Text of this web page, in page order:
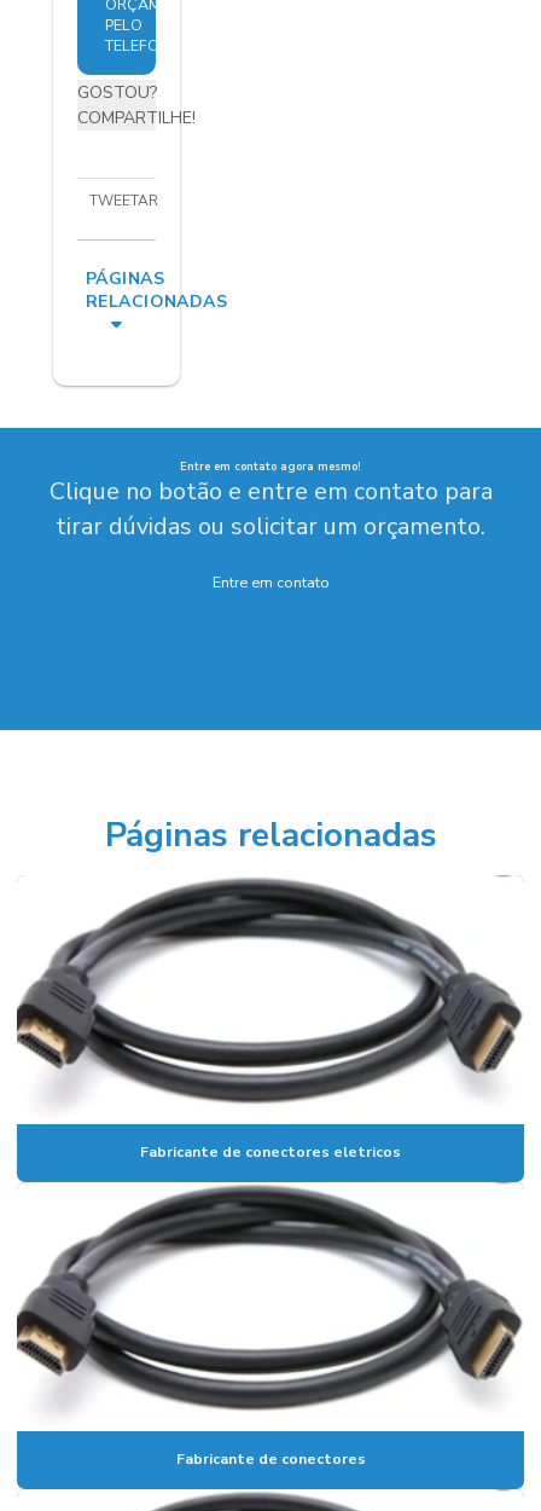
ORÇAMENTO
PELO
TELEFONE
GOSTOU?
COMPARTILHE!
TWEETAR
PÁGINAS
RELACIONADAS
Entre em contato agora mesmo!
Clique no botão e entre em contato para
tirar dúvidas ou solicitar um orçamento.
Entre em contato
Páginas relacionadas
Fabricante de conectores eletricos
Fabricante de conectores